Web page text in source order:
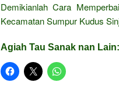
Demikianlah Cara
Kecamatan Sumpur Kudus
Agiah Tau Sanak nan Lain: